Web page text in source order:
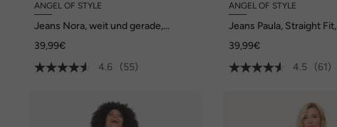
ANGEL OF STYLE
Jeans Nora, weit und gerade,
39,99€
4.6
(55)
ANGEL OF STYLE
Jeans Paula, Straight Fit,
39,99€
4.5
(61)